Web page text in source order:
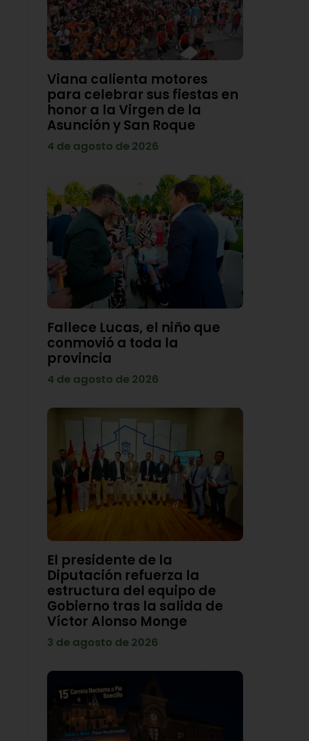
Viana calienta motores
para celebrar sus fiestas en
honor a la Virgen de la
Asunción y San Roque
4 de agosto de 2026
Fallece Lucas, el niño que
conmovió a toda la
provincia
4 de agosto de 2026
El presidente de la
Diputación refuerza la
estructura del equipo de
Gobierno tras la salida de
Víctor Alonso Monge
3 de agosto de 2026